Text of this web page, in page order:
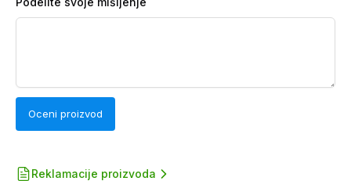
Oceni proizvod
Reklamacije proizvoda